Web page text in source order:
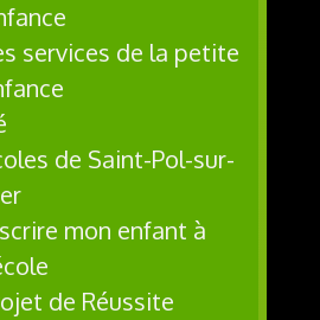
services de la petite
de Saint-Pol-sur-
mon enfant à
de Réussite